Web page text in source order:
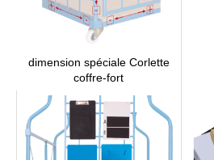
dimension spéciale Corlette
coffre-fort